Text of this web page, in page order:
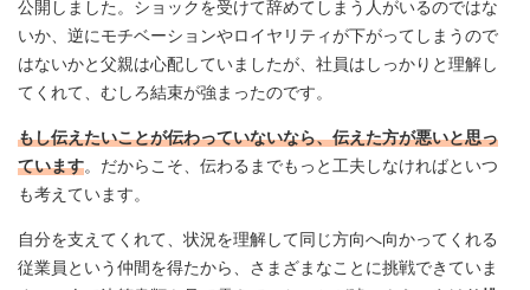
公開しました。ショックを受けて辞めてしまう人がいるのではな
いか、逆にモチベーションやロイヤリティが下がってしまうので
はないかと父親は心配していましたが、社員はしっかりと理解し
てくれて、むしろ結束が強まったのです。
もし伝えたいことが伝わっていないなら、伝えた方が悪いと思っ
ています。だからこそ、伝わるまでもっと工夫しなければといつ
も考えています。
自分を支えてくれて、状況を理解して同じ方向へ向かってくれる
従業員という仲間を得たから、さまざまなことに挑戦できていま